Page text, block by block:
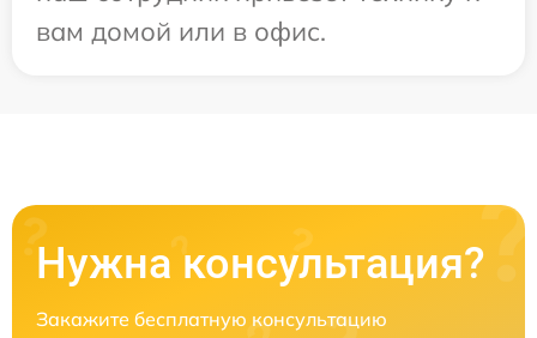
вам домой или в офис.
Нужна консультация?
Закажите бесплатную консультацию